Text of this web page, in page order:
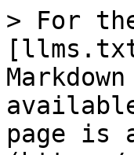
> For
page is